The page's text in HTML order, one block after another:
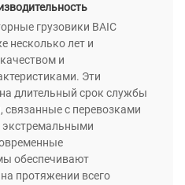
грузовики BAIC
несколько лет и
и
Эти
длительный срок службы
с перевозками
экстремальными
обеспечивают
протяжении всего